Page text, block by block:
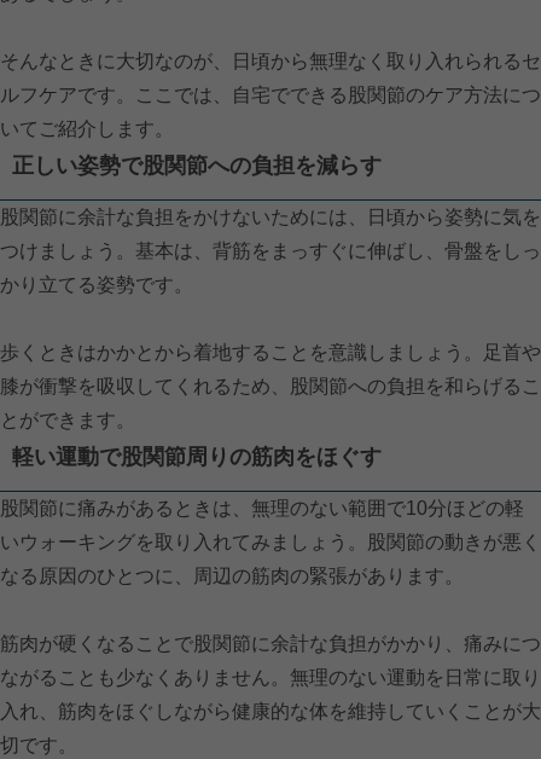
そんなときに大切なのが、日頃から無理なく取り入れられるセ
ルフケアです。ここでは、自宅でできる股関節のケア方法につ
いてご紹介します。
正しい姿勢で股関節への負担を減らす
股関節に余計な負担をかけないためには、日頃から姿勢に気を
つけましょう。基本は、背筋をまっすぐに伸ばし、骨盤をしっ
かり立てる姿勢です。
歩くときはかかとから着地することを意識しましょう。足首や
膝が衝撃を吸収してくれるため、股関節への負担を和らげるこ
とができます。
軽い運動で股関節周りの筋肉をほぐす
股関節に痛みがあるときは、無理のない範囲で10分ほどの軽
いウォーキングを取り入れてみましょう。股関節の動きが悪く
なる原因のひとつに、周辺の筋肉の緊張があります。
筋肉が硬くなることで股関節に余計な負担がかかり、痛みにつ
ながることも少なくありません。無理のない運動を日常に取り
入れ、筋肉をほぐしながら健康的な体を維持していくことが大
切です。